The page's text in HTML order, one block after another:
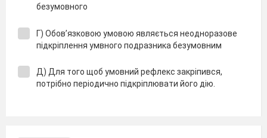
безумовного
Г) Обов’язковою умовою являється неодноразове
підкріплення умвного подразника безумовним
Д) Для того щоб умовний рефлекс закріпився,
потрібно періодично підкріплювати його дію.